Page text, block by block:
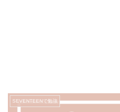
SEVENTEENで勉強